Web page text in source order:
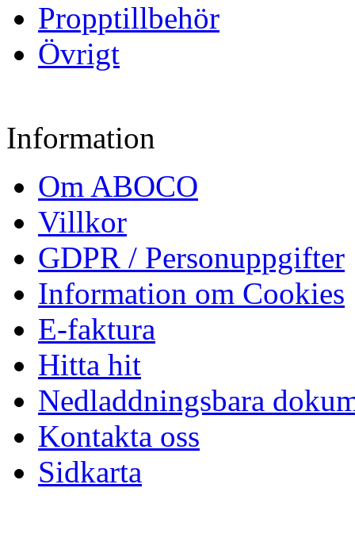
Propptillbehör
Övrigt
Information
Om ABOCO
Villkor
GDPR / Personuppgifter
Information om Cookies
E-faktura
Hitta hit
Nedladdningsbara
Kontakta oss
Sidkarta